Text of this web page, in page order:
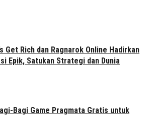
Get Rich dan Ragnarok Online Hadirkan
Epik, Satukan Strategi dan Dunia
Bagi Game Pragmata Gratis untuk